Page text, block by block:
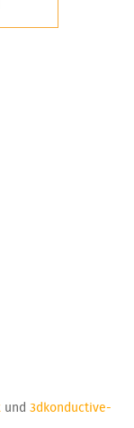
und 3dkonductive-